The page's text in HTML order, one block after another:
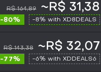
R$ 164,89 ~R$ 31,38
-80% -8% with XD8DEALS
R$ 143,38 ~R$ 32,07
-77% -6% with XDDEALS6